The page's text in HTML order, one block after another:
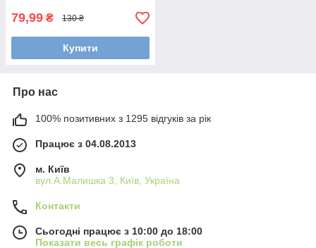
79,99 ₴ 130 ₴
Купити
Про нас
100% позитивних з 1295 відгуків за рік
Працює з 04.08.2013
м. Київ
вул.А.Малишка 3, Київ, Україна
Контакти
Сьогодні працює з 10:00 до 18:00
Показати весь графік роботи